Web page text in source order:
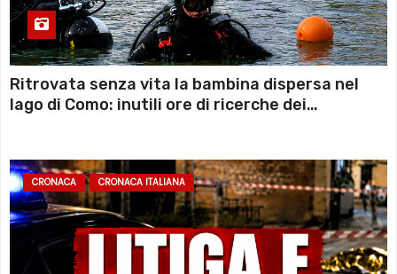
Ritrovata senza vita la bambina dispersa nel
lago di Como: inutili ore di ricerche dei
CRONACA CRONACA ITALIANA